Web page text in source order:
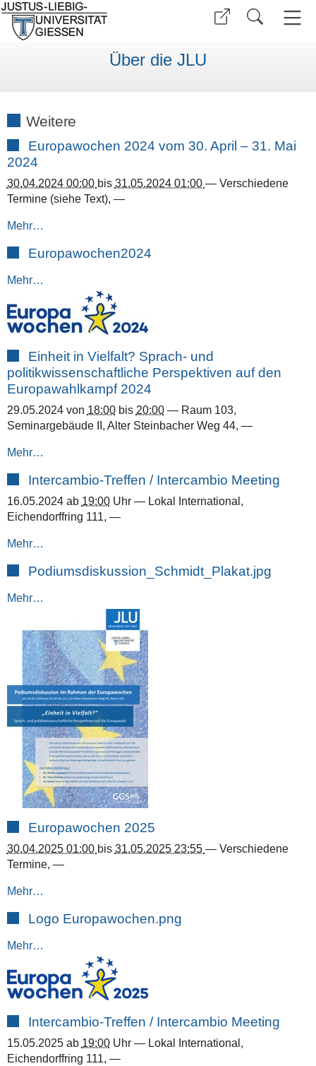
Über die JLU
Weitere
Europawochen 2024 vom 30. April – 31. Mai
2024
30.04.2024 00:00 bis 31.05.2024 01:00 — Verschiedene
Termine (siehe Text), —
Mehr…
Europawochen2024
Mehr…
Einheit in Vielfalt? Sprach- und
politikwissenschaftliche Perspektiven auf den
Europawahlkampf 2024
29.05.2024von 18:00bis 20:00 — Raum 103,
Seminargebäude II, Alter Steinbacher Weg 44, —
Mehr…
Intercambio-Treffen / Intercambio Meeting
16.05.2024ab 19:00Uhr — Lokal International,
Eichendorffring 111, —
Mehr…
Podiumsdiskussion_Schmidt_Plakat.jpg
Mehr…
Europawochen 2025
30.04.2025 01:00 bis 31.05.2025 23:55 — Verschiedene
Termine, —
Mehr…
Logo Europawochen.png
Mehr…
Intercambio-Treffen / Intercambio Meeting
15.05.2025ab 19:00Uhr — Lokal International,
Eichendorffring 111, —